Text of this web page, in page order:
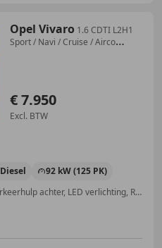
Opel Vivaro 1.6 CDTI L2H1
Sport / Navi / Cruise / Airco
€ 7.950
Excl. BTW
Diesel
92 kW (125 PK)
Trekhaak, Lichtmetalen velgen, Parkeerhulp achter, LED verlichting, Radio, Navigatiesysteem, Airconditioning, Lederen stuurwiel